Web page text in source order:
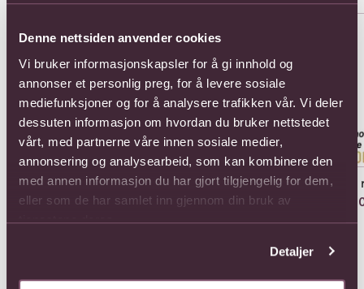
Denne nettsiden anvender cookies
Vi bruker informasjonskapsler for å gi innhold og
annonser et personlig preg, for å levere sosiale
mediefunksjoner og for å analysere trafikken vår. Vi deler
dessuten informasjon om hvordan du bruker nettstedet
vårt, med partnerne våre innen sosiale medier,
annonsering og analysearbeid, som kan kombinere den
med annen informasjon du har gjort tilgjengelig for dem,
eller som de har samlet inn gjennom din bruk av
tjenestene deres.
Detaljer
12 Roses Short Stemmed
440,-
Se mer om 24 roses long
24 roses long stemmed
1078,-